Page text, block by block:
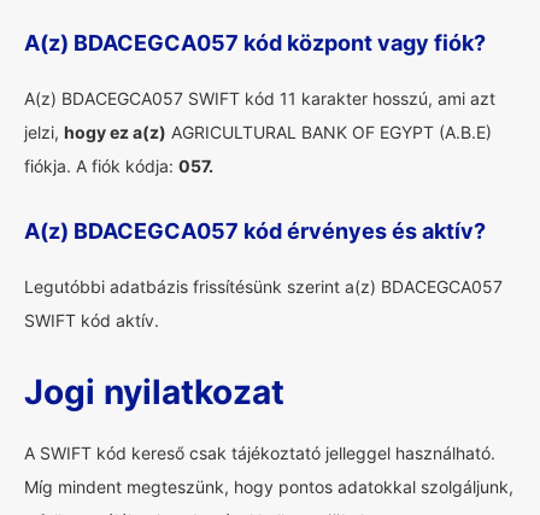
A(z) BDACEGCA057 kód központ vagy fiók?
A(z) BDACEGCA057 SWIFT kód 11 karakter hosszú, ami azt
jelzi, hogy ez a(z) AGRICULTURAL BANK OF EGYPT (A.B.E)
fiókja. A fiók kódja: 057.
A(z) BDACEGCA057 kód érvényes és aktív?
Legutóbbi adatbázis frissítésünk szerint a(z) BDACEGCA057
SWIFT kód aktív.
Jogi nyilatkozat
A SWIFT kód kereső csak tájékoztató jelleggel használható.
Míg mindent megteszünk, hogy pontos adatokkal szolgáljunk,